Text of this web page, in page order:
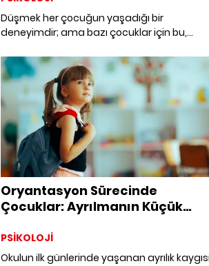
Düşmek her çocuğun yaşadığı bir
deneyimdir; ama bazı çocuklar için bu,
çöküştür. Peki, bu gibi durumlarda
ebeveynler ne yapmalı? Nasıl bir tutum
sergilemeli? Klinik Psikolog Neslihan Gülten
ALEM okuyucuları için anlatıyor!
Oryantasyon Sürecinde
Çocuklar: Ayrılmanın Küçük
PSİKOLOJİ
Okulun ilk günlerinde yaşanan ayrılık kaygısı